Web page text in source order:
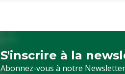
S'inscrire à la
Abonnez-vous à notre
Sign up for our newsletter